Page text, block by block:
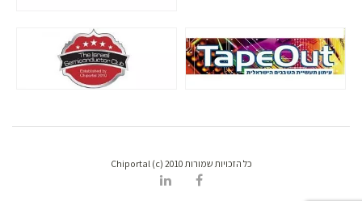
כל הזכויות שמורות Chiportal (c) 2010